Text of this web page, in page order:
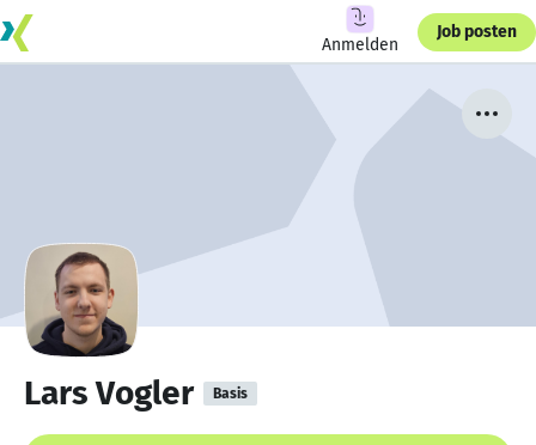
Anmelden
Job posten
Lars Vogler Basis